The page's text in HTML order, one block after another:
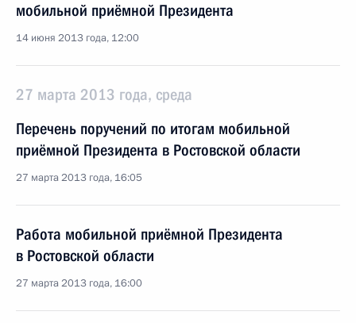
мобильной приёмной Президента
14 июня 2013 года, 12:00
27 марта 2013 года, среда
Перечень поручений по итогам мобильной
приёмной Президента в Ростовской области
27 марта 2013 года, 16:05
Работа мобильной приёмной Президента
в Ростовской области
27 марта 2013 года, 16:00